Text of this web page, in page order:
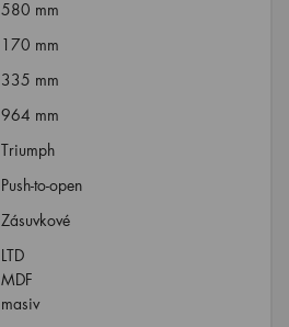
580 mm
170 mm
335 mm
964 mm
Triumph
Push-to-open
Zásuvkové
LTD
MDF
masiv